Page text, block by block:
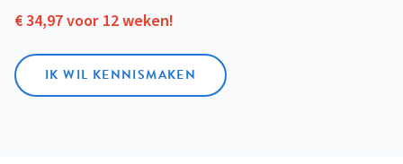
€ 34,97 voor 12 weken!
IK WIL KENNISMAKEN